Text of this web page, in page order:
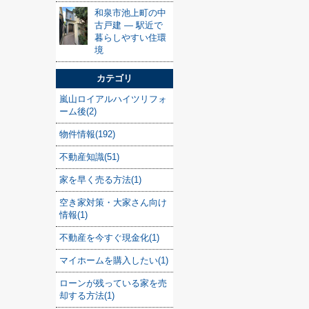
和泉市池上町の中
古戸建 — 駅近で
暮らしやすい住環
境
カテゴリ
嵐山ロイアルハイツリフォ
ーム後(2)
物件情報(192)
不動産知識(51)
家を早く売る方法(1)
空き家対策・大家さん向け
情報(1)
不動産を今すぐ現金化(1)
マイホームを購入したい(1)
ローンが残っている家を売
却する方法(1)